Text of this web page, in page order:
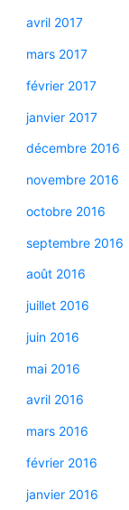
avril 2017
mars 2017
février 2017
janvier 2017
décembre 2016
novembre 2016
octobre 2016
septembre 2016
août 2016
juillet 2016
juin 2016
mai 2016
avril 2016
mars 2016
février 2016
janvier 2016